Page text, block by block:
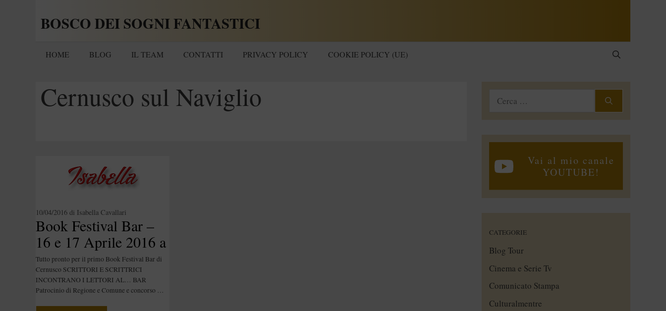
BOSCO DEI SOGNI FANTASTICI
HOME BLOG IL TEAM CONTATTI PRIVACY POLICY COOKIE POLICY (UE)
Cernusco sul Naviglio
Book Festival Bar –
16 e 17 Aprile 2016 a
Cernusco sul Naviglio
10/04/2016 di Isabella Cavallari
Tutto pronto per il primo Book Festival Bar di
Cernusco SCRITTORI E SCRITTRICI
INCONTRANO I LETTORI AL… BAR
Patrocinio di Regione e Comune e concorso …
Ricerca
Vai al mio canale
YOUTUBE!
CATEGORIE
Blog Tour
Cinema e Serie Tv
Comunicato Stampa
Culturalmentre